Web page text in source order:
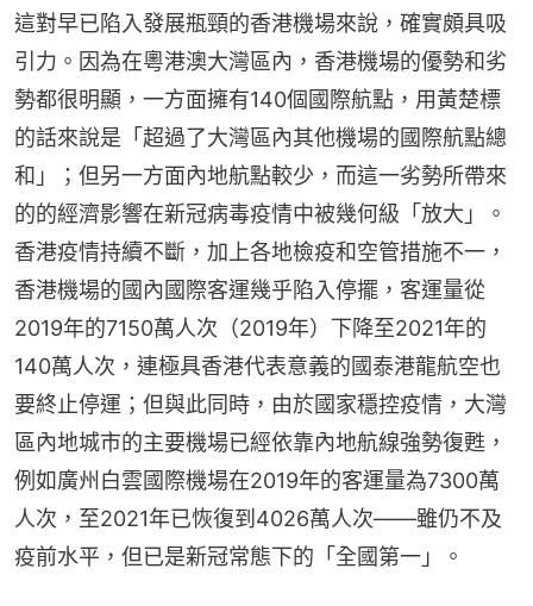
這對早已陷入發展瓶頸的香港機場來說，確實頗具吸
引力。因為在粵港澳大灣區內，香港機場的優勢和劣
勢都很明顯，一方面擁有140個國際航點，用黃楚標
的話來說是「超過了大灣區內其他機場的國際航點總
和」；但另一方面內地航點較少，而這一劣勢所帶來
的的經濟影響在新冠病毒疫情中被幾何級「放大」。
香港疫情持續不斷，加上各地檢疫和空管措施不一，
香港機場的國內國際客運幾乎陷入停擺，客運量從
2019年的7150萬人次（2019年）下降至2021年的
140萬人次，連極具香港代表意義的國泰港龍航空也
要終止停運；但與此同時，由於國家穩控疫情，大灣
區內地城市的主要機場已經依靠內地航線強勢復甦，
例如廣州白雲國際機場在2019年的客運量為7300萬
人次，至2021年已恢復到4026萬人次——雖仍不及
疫前水平，但已是新冠常態下的「全國第一」。